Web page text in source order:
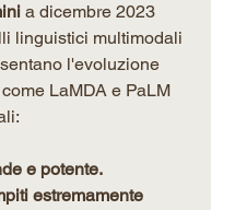
a dicembre 2023
linguistici multimodali
l'evoluzione
LaMDA e PaLM
e potente.
estremamente